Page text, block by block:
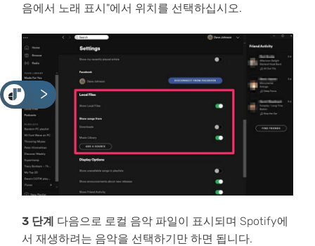
<
음에서 노래 표시"에서 위치를 선택하십시오.
3 단계 다음으로 로컬 음악 파일이 표시되며 Spotify에
서 재생하려는 음악을 선택하기만 하면 됩니다.